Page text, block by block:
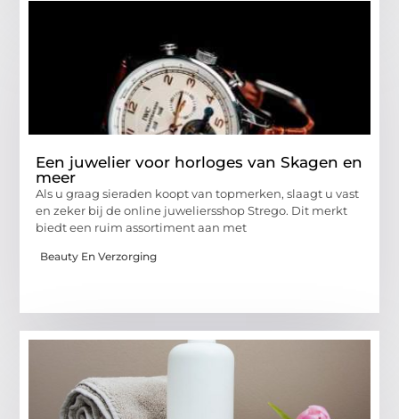
Een juwelier voor horloges van Skagen en
meer
Als u graag sieraden koopt van topmerken, slaagt u vast
en zeker bij de online juweliersshop Strego. Dit merkt
biedt een ruim assortiment aan met
Beauty En Verzorging